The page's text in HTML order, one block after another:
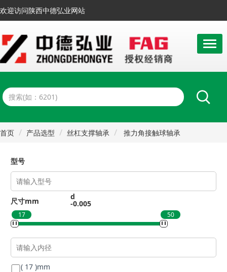
欢迎访问陕西中德弘业网站
首页 产品选型 丝杠支撑轴承 推力角接触球轴承
型号
尺寸mm d
-0.005
17 50
( 17 )mm